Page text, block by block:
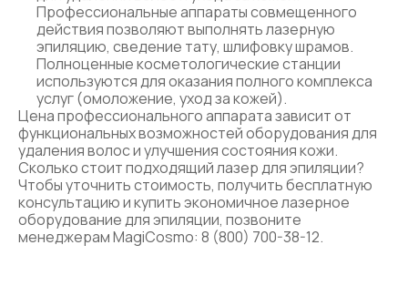
Профессиональные аппараты совмещенного
действия позволяют выполнять лазерную
эпиляцию, сведение тату, шлифовку шрамов.
Полноценные косметологические станции
используются для оказания полного комплекса
услуг (омоложение, уход за кожей).
Цена профессионального аппарата зависит от
функциональных возможностей оборудования для
удаления волос и улучшения состояния кожи.
Сколько стоит подходящий лазер для эпиляции?
Чтобы уточнить стоимость, получить бесплатную
консультацию и купить экономичное лазерное
оборудование для эпиляции, позвоните
менеджерам MagiCosmo: 8 (800) 700-38-12.